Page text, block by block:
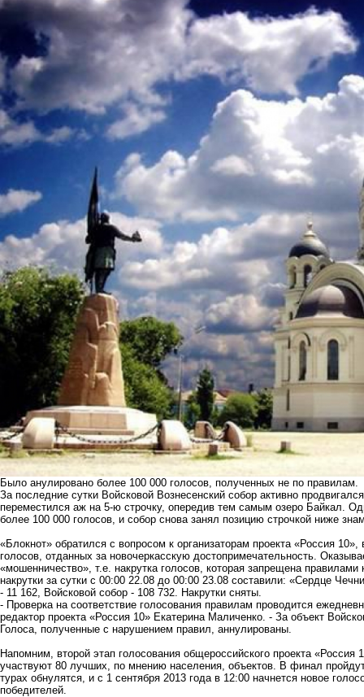
Было анулировано более 100 000 голосов, полученных не по правилам.
За последние сутки Войсковой Вознесенский собор активно
переместился аж на 5-ю строчку, опередив тем самым озеро Байкал.
более 100 000 голосов, и собор снова занял позицию строчкой ниже
«Блокнот» обратился с вопросом к организаторам проекта «Россия
голосов, отданных за новочеркасскую достопримечательность.
«мошенничество», т.е. накрутка голосов, которая запрещена
накрутки за сутки с 00:00 22.08 до 00:00 23.08 составили: «Сердце
- 11 162, Войсковой собор - 108 732. Накрутки сняты.
- Проверка на соответствие голосования правилам проводится
редактор проекта «Россия 10» Екатерина Маличенко. - За объект
Голоса, полученные с нарушением правил, аннулированы.
Напомним, второй этап голосования общероссийского проекта «Россия
участвуют 80 лучших, по мнению населения, объектов. В финал
турах обнулятся, и с 1 сентября 2013 года в 12:00 начнется новое
победителей.